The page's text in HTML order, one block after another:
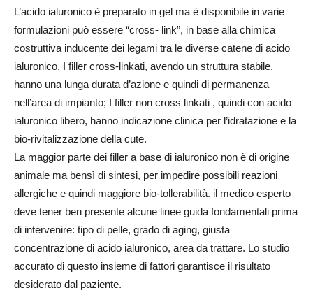
L’acido ialuronico è preparato in gel ma è disponibile in varie
formulazioni può essere “cross- link”, in base alla chimica
costruttiva inducente dei legami tra le diverse catene di acido
ialuronico. I filler cross-linkati, avendo un struttura stabile,
hanno una lunga durata d’azione e quindi di permanenza
nell’area di impianto; I filler non cross linkati , quindi con acido
ialuronico libero, hanno indicazione clinica per l’idratazione e la
bio-rivitalizzazione della cute.
La maggior parte dei filler a base di ialuronico non è di origine
animale ma bensì di sintesi, per impedire possibili reazioni
allergiche e quindi maggiore bio-tollerabilità. il medico esperto
deve tener ben presente alcune linee guida fondamentali prima
di intervenire: tipo di pelle, grado di aging, giusta
concentrazione di acido ialuronico, area da trattare. Lo studio
accurato di questo insieme di fattori garantisce il risultato
desiderato dal paziente.